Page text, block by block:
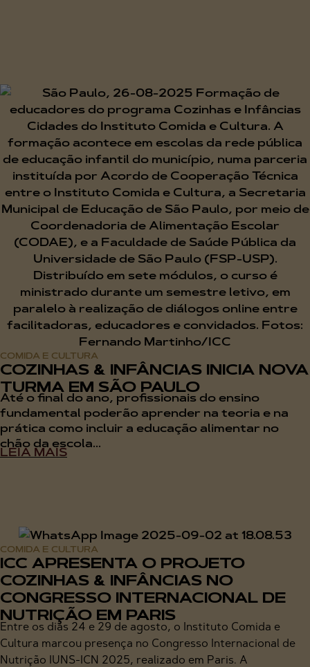
COMIDA E CULTURA
COZINHAS & INFÂNCIAS INICIA NOVA
TURMA EM SÃO PAULO
Até o final do ano, profissionais do ensino
fundamental poderão aprender na teoria e na
prática como incluir a educação alimentar no
chão da escola...
LEIA MAIS
COMIDA E CULTURA
ICC APRESENTA O PROJETO
COZINHAS & INFÂNCIAS NO
CONGRESSO INTERNACIONAL DE
NUTRIÇÃO EM PARIS
Entre os dias 24 e 29 de agosto, o Instituto Comida e
Cultura marcou presença no Congresso Internacional de
Nutrição IUNS-ICN 2025, realizado em Paris. A